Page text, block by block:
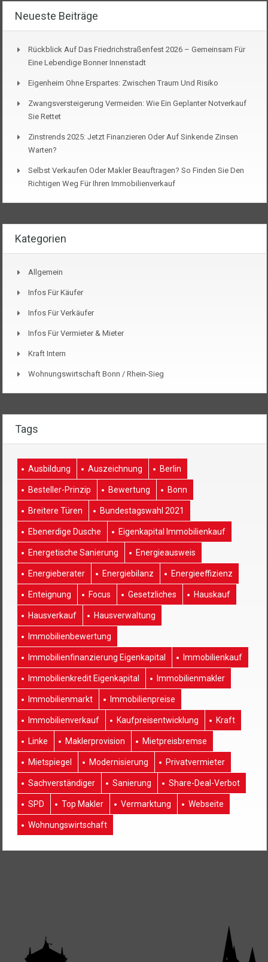
Neueste Beiträge
Rückblick Auf Das Friedrichstraßenfest 2026 – Gemeinsam Für
Eine Lebendige Bonner Innenstadt
Eigenheim Ohne Erspartes: Zwischen Traum Und Risiko
Zwangsversteigerung Vermeiden: Wie Ein Geplanter Notverkauf
Sie Rettet
Zinstrends 2025: Jetzt Finanzieren Oder Auf Sinkende Zinsen
Warten?
Selbst Verkaufen Oder Makler Beauftragen? So Finden Sie Den
Richtigen Weg Für Ihren Immobilienverkauf
Kategorien
Allgemein
Infos Für Käufer
Infos Für Verkäufer
Infos Für Vermieter & Mieter
Kraft Intern
Wohnungswirtschaft Bonn / Rhein-Sieg
Tags
Ausbildung Auszeichnung Berlin
Besteller-Prinzip Bewertung Bonn
Breitere Türen Bundestagswahl 2021
Ebenerdige Dusche Eigenkapital Immobilienkauf
Energetische Sanierung Energieausweis
Energieberater Energiebilanz Energieeffizienz
Enteignung Focus Gesetzliches Hauskauf
Hausverkauf Hausverwaltung
Immobilienbewertung
Immobilienfinanzierung Eigenkapital Immobilienkauf
Immobilienkredit Eigenkapital Immobilienmakler
Immobilienmarkt Immobilienpreise
Immobilienverkauf Kaufpreisentwicklung Kraft
Linke Maklerprovision Mietpreisbremse
Mietspiegel Modernisierung Privatvermieter
Sachverständiger Sanierung Share-Deal-Verbot
SPD Top Makler Vermarktung Webseite
Wohnungswirtschaft